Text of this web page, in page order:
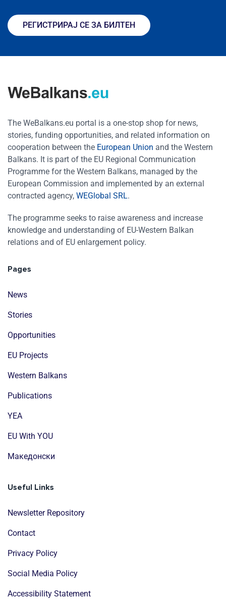
РЕГИСТРИРАЈ СЕ ЗА БИЛТЕН
The WeBalkans.eu portal is a one-stop shop for news,
stories, funding opportunities, and related information on
cooperation between the European Union and the Western
Balkans. It is part of the EU Regional Communication
Programme for the Western Balkans, managed by the
European Commission and implemented by an external
contracted agency, WEGlobal SRL.
The programme seeks to raise awareness and increase
knowledge and understanding of EU-Western Balkan
relations and of EU enlargement policy.
Pages
News
Stories
Opportunities
EU Projects
Western Balkans
Publications
YEA
EU With YOU
Mакедонски
Useful Links
Newsletter Repository
Contact
Privacy Policy
Social Media Policy
Accessibility Statement